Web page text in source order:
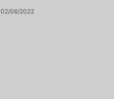
02/06/2022